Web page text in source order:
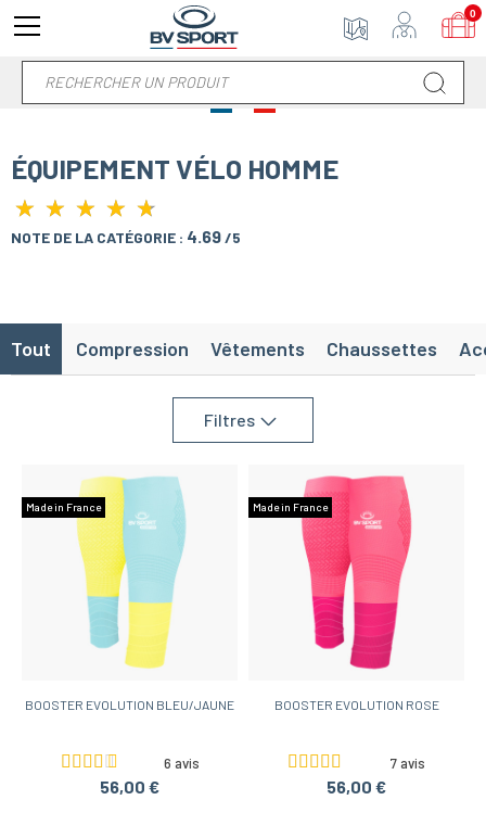
ÉQUIPEMENT VÉLO HOMME
★ ★ ★ ★ ★
★ ★ ★ ★ ★
NOTE DE LA CATÉGORIE : 4.69/5
Tout Compression Vêtements Chaussettes
Filtres
Made in France
BOOSTER EVOLUTION BLEU/JAUNE
6 avis
56,00 €
Made in France
BOOSTER EVOLUTION ROSE
7 avis
56,00 €
0